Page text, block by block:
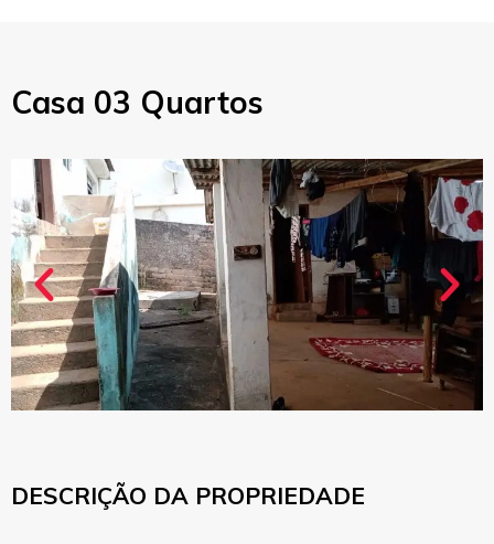
Casa 03 Quartos
DESCRIÇÃO DA PROPRIEDADE